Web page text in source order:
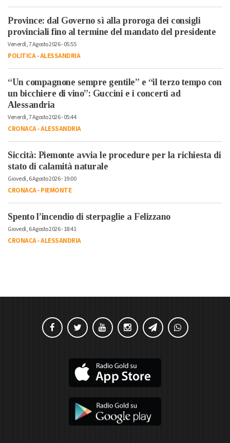
Province: dal Governo sì alla proroga dei consigli
provinciali fino al termine del mandato del presidente
Venerdì, 7 Agosto 2026 - 05:55
POLITICA-ALESSANDRIA
“Un compagnone sempre gentile” e “il terzo tempo con
un bicchiere di vino”: Guccini e i concerti ad
Alessandria
Venerdì, 7 Agosto 2026 - 05:44
CRONACA-ALESSANDRIA
Siccità: Piemonte avvia le procedure per la richiesta di
stato di calamità naturale
Giovedì, 6 Agosto 2026 - 19:00
CRONACA-PIEMONTE
Spento l’incendio di sterpaglie a Felizzano
Giovedì, 6 Agosto 2026 - 18:41
CRONACA-ALESSANDRIA